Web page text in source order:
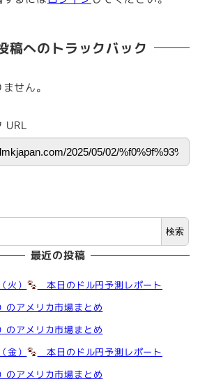
稿へのトラックバック
せん。
URL
検索
最近の投稿
火）
本日のドル円予測レポート
のアメリカ市場まとめ
のアメリカ市場まとめ
金）
本日のドル円予測レポート
のアメリカ市場まとめ